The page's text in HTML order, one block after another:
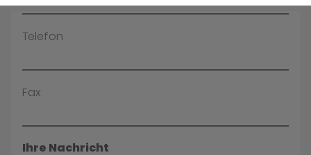
Telefon
Fax
Ihre Nachricht